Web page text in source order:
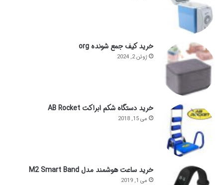
خرید کیف جمع شونده org
ژوئن 2, 2024
خرید دستگاه شکم ابراکت AB Rocket
می 15, 2018
خرید ساعت هوشمند مدل M2 Smart Band
می 1, 2019